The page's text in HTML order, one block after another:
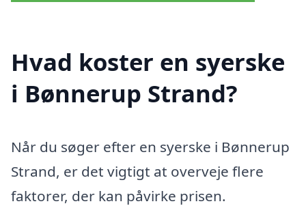
Hvad koster en syerske
i Bønnerup Strand?
Når du søger efter en syerske i Bønnerup
Strand, er det vigtigt at overveje flere
faktorer, der kan påvirke prisen.